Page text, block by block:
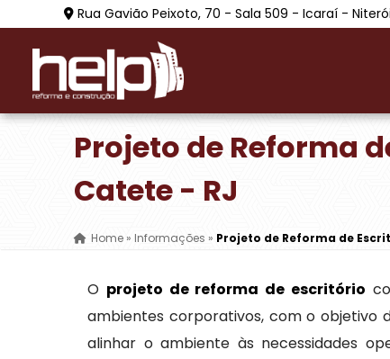
Rua Gavião Peixoto, 70 - Sala 509 - Icaraí -
Projeto de Reforma
Catete - RJ
Home »Informações » Projeto de Reforma de
O projeto de reforma de escritório
ambientes corporativos, com o objetivo
alinhar o ambiente às necessidades